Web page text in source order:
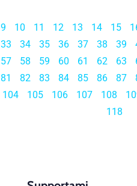
9 10 11 12 13 14 15
33 34 35 36 37 38 39
57 58 59 60 61 62 63
81 82 83 84 85 86 87
104 105 106 107 108
118